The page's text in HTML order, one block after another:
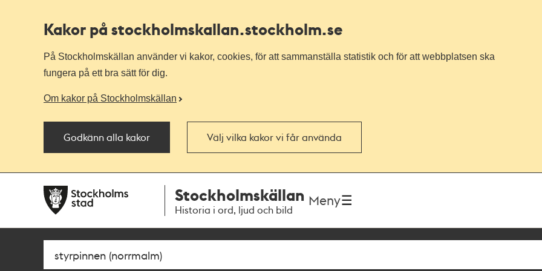
Kakor på stockholmskallan.stockholm.se
På Stockholmskällan använder vi kakor, cookies, för att sammanställa statistik och för att webbplatsen ska
fungera på ett bra sätt för dig.
Om kakor på Stockholmskällan
Godkänn alla kakor Välj vilka kakor vi får använda
navigationen
huvudinnehållet
Stockholmskällan
Historia i ord, ljud och bild
Meny
Sök